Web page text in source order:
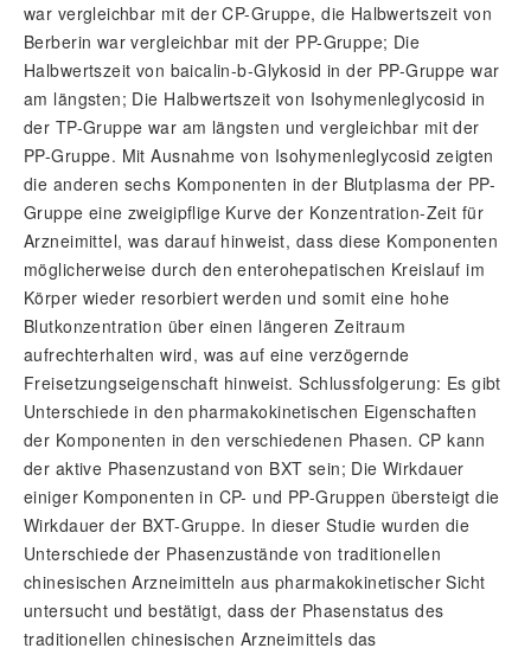
war vergleichbar mit der CP-Gruppe, die Halbwertszeit von
Berberin war vergleichbar mit der PP-Gruppe; Die
Halbwertszeit von baicalin-b-Glykosid in der PP-Gruppe war
am längsten; Die Halbwertszeit von Isohymenleglycosid in
der TP-Gruppe war am längsten und vergleichbar mit der
PP-Gruppe. Mit Ausnahme von Isohymenleglycosid zeigten
die anderen sechs Komponenten in der Blutplasma der PP-
Gruppe eine zweigipflige Kurve der Konzentration-Zeit für
Arzneimittel, was darauf hinweist, dass diese Komponenten
möglicherweise durch den enterohepatischen Kreislauf im
Körper wieder resorbiert werden und somit eine hohe
Blutkonzentration über einen längeren Zeitraum
aufrechterhalten wird, was auf eine verzögernde
Freisetzungseigenschaft hinweist. Schlussfolgerung: Es gibt
Unterschiede in den pharmakokinetischen Eigenschaften
der Komponenten in den verschiedenen Phasen. CP kann
der aktive Phasenzustand von BXT sein; Die Wirkdauer
einiger Komponenten in CP- und PP-Gruppen übersteigt die
Wirkdauer der BXT-Gruppe. In dieser Studie wurden die
Unterschiede der Phasenzustände von traditionellen
chinesischen Arzneimitteln aus pharmakokinetischer Sicht
untersucht und bestätigt, dass der Phasenstatus des
traditionellen chinesischen Arzneimittels das